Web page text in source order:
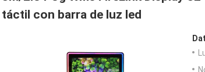
táctil con barra de luz led